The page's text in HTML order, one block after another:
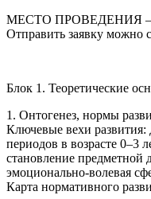
МЕСТО ПРОВЕДЕНИЯ —
Отправить заявку можно
Блок 1. Теоретические
1. Онтогенез, нормы
Ключевые вехи развития:
периодов в возрасте 0–3
становление предметной
эмоционально-волевая
Карта нормативного